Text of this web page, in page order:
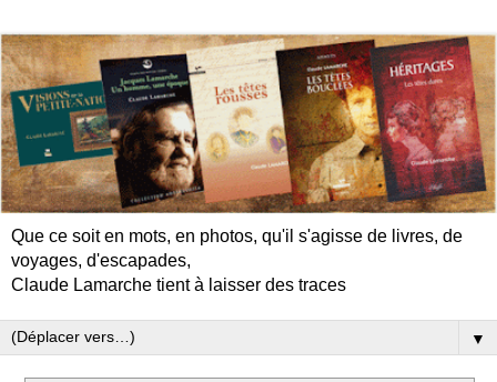
Que ce soit en mots, en photos, qu'il s'agisse de livres, de
voyages, d'escapades,
Claude Lamarche tient à laisser des traces
▼